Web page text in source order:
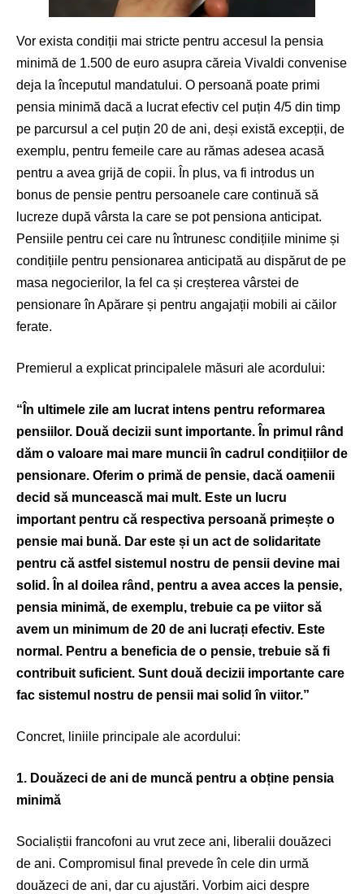
Vor exista condiții mai stricte pentru accesul la pensia
minimă de 1.500 de euro asupra căreia Vivaldi convenise
deja la începutul mandatului. O persoană poate primi
pensia minimă dacă a lucrat efectiv cel puțin 4/5 din timp
pe parcursul a cel puțin 20 de ani, deși există excepții, de
exemplu, pentru femeile care au rămas adesea acasă
pentru a avea grijă de copii. În plus, va fi introdus un
bonus de pensie pentru persoanele care continuă să
lucreze după vârsta la care se pot pensiona anticipat.
Pensiile pentru cei care nu întrunesc condițiile minime și
condițiile pentru pensionarea anticipată au dispărut de pe
masa negocierilor, la fel ca și creșterea vârstei de
pensionare în Apărare și pentru angajații mobili ai căilor
ferate.
Premierul a explicat principalele măsuri ale acordului:
“În ultimele zile am lucrat intens pentru reformarea
pensiilor. Două decizii sunt importante. În primul rând
dăm o valoare mai mare muncii în cadrul condițiilor de
pensionare. Oferim o primă de pensie, dacă oamenii
decid să muncească mai mult. Este un lucru
important pentru că respectiva persoană primește o
pensie mai bună. Dar este și un act de solidaritate
pentru că astfel sistemul nostru de pensii devine mai
solid. În al doilea rând, pentru a avea acces la pensie,
pensia minimă, de exemplu, trebuie ca pe viitor să
avem un minimum de 20 de ani lucrați efectiv. Este
normal. Pentru a beneficia de o pensie, trebuie să fi
contribuit suficient. Sunt două decizii importante care
fac sistemul nostru de pensii mai solid în viitor.”
Concret, liniile principale ale acordului:
1. Douăzeci de ani de muncă pentru a obține pensia
minimă
Socialiștii francofoni au vrut zece ani, liberalii douăzeci
de ani. Compromisul final prevede în cele din urmă
douăzeci de ani, dar cu ajustări. Vorbim aici despre